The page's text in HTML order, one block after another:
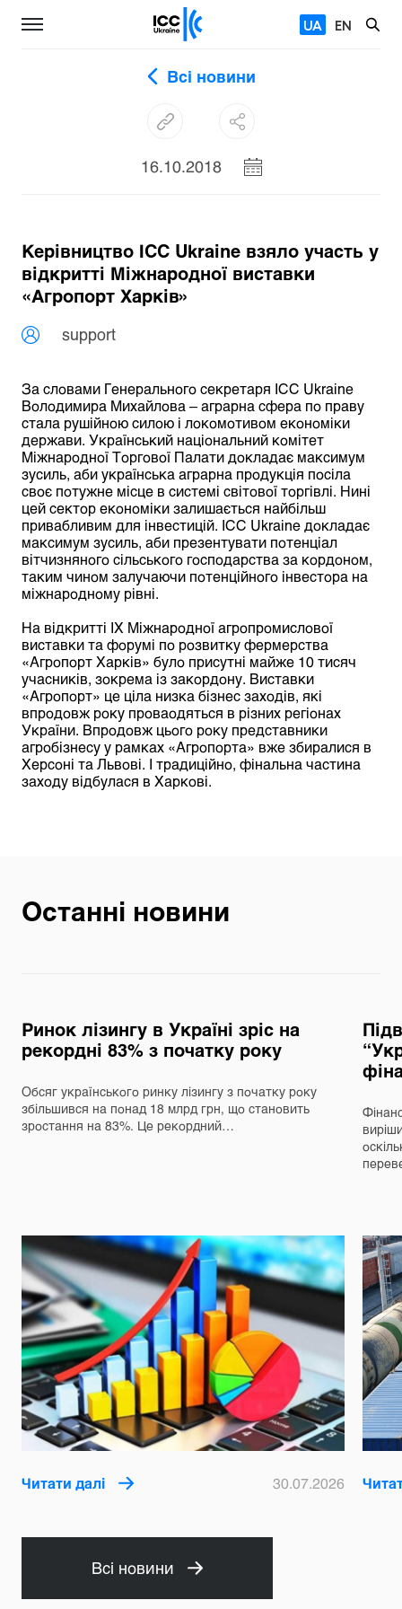
UA EN
Всі новини
16.10.2018
Керівництво ІСС Ukraine взяло участь у
відкритті Міжнародної виставки
«Агропорт Харків»
support
За словами Генерального секретаря ІСС Ukraine
Володимира Михайлова – аграрна сфера по праву
стала рушійною силою і локомотивом економіки
держави. Український національний комітет
Міжнародної Торгової Палати докладає максимум
зусиль, аби українська аграрна продукція посіла
своє потужне місце в системі світової торгівлі. Нині
цей сектор економіки залишається найбільш
привабливим для інвестицій. ІСС Ukraine докладає
максимум зусиль, аби презентувати потенціал
вітчизняного сільського господарства за кордоном,
таким чином залучаючи потенційного інвестора на
міжнародному рівні.
На відкритті ІХ Міжнародної агропромислової
виставки та форумі по розвитку фермерства
«Агропорт Харків» було присутні майже 10 тисяч
учасників, зокрема із закордону. Виставки
«Агропорт» це ціла низка бізнес заходів, які
впродовж року проваодяться в різних регіонах
України. Впродовж цього року представники
агробізнесу у рамках «Агропорта» вже збиралися в
Херсоні та Львові. І традиційно, фінальна частина
заходу відбулася в Харкові.
Останні новини
Ринок лізингу в Україні зріс на
рекордні 83% з початку року
Обсяг українського ринку лізингу з початку року
збільшився на понад 18 млрд грн, що становить
зростання на 83%. Це рекордний…
Читати далі 30.07.2026
Всі новини